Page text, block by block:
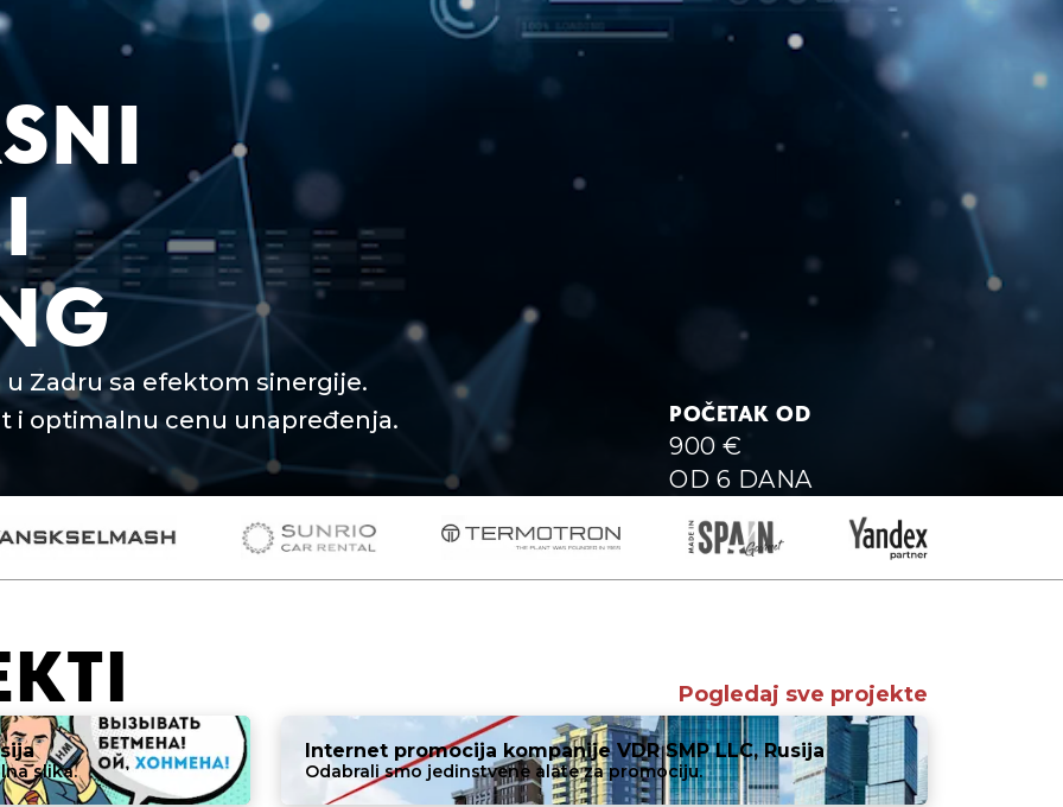
Zadru sa efektom sinergije.
i optimalnu cenu unapređenja.
POČETAK OD
900 €
OD 6 DANA
Pogledaj sve projekte
slika.
Internet promocija kompanije VDR SMP LLC, Rusija
Odabrali smo jedinstvene alate za promociju.